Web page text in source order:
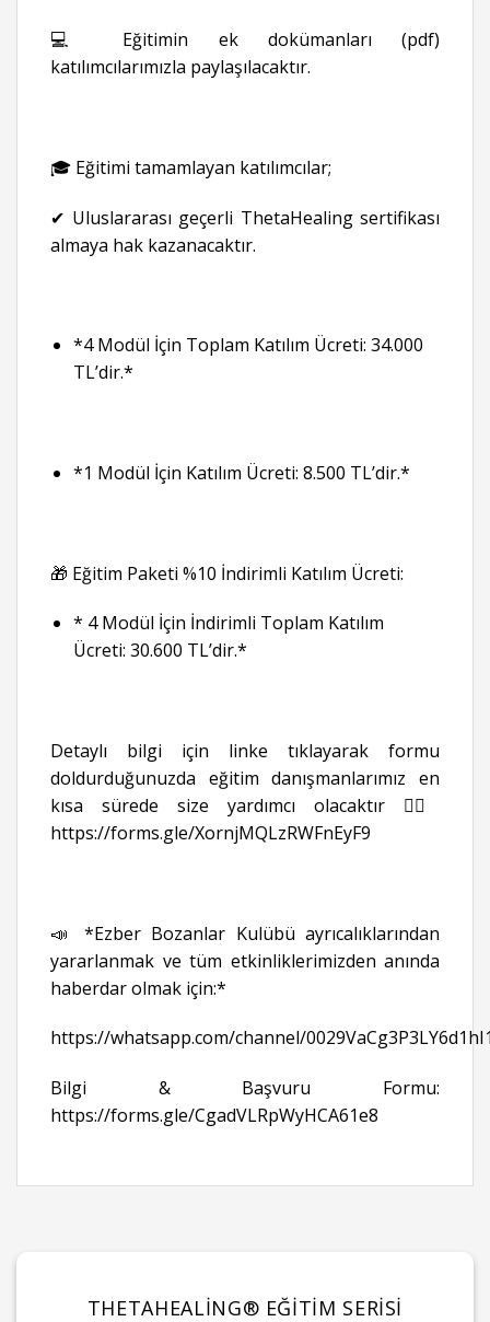
💻 Eğitimin ek dokümanları (pdf)
katılımcılarımızla paylaşılacaktır.
🎓 Eğitimi tamamlayan katılımcılar;
✔ Uluslararası geçerli ThetaHealing sertifikası
almaya hak kazanacaktır.
*4 Modül İçin Toplam Katılım Ücreti: 34.000
TL’dir.*
*1 Modül İçin Katılım Ücreti: 8.500 TL’dir.*
🎁 Eğitim Paketi %10 İndirimli Katılım Ücreti:
* 4 Modül İçin İndirimli Toplam Katılım
Ücreti: 30.600 TL’dir.*
Detaylı bilgi için linke tıklayarak formu
doldurduğunuzda eğitim danışmanlarımız en
kısa sürede size yardımcı olacaktır 👉🏻
https://forms.gle/XornjMQLzRWFnEyF9
📣 *Ezber Bozanlar Kulübü ayrıcalıklarından
yararlanmak ve tüm etkinliklerimizden anında
haberdar olmak için:*
https://whatsapp.com/channel/
Bilgi & Başvuru Formu:
https://forms.gle/CgadVLRpWyHCA61e8
THETAHEALING® EĞITIM SERISI